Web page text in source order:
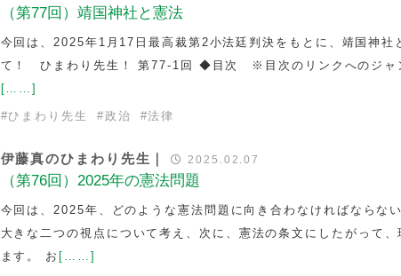
（第77回）靖国神社と憲法
今回は、2025年1月17日最高裁第2小法廷判決をもとに、靖国神社
て！ ひまわり先生！ 第77-1回 ◆目次 ※目次のリンクへのジャ
[……]
#ひまわり先生 #政治 #法律
伊藤真のひまわり先生｜ 2025.02.07
（第76回）2025年の憲法問題
今回は、2025年、どのような憲法問題に向き合わなければならな
大きな二つの視点について考え、次に、憲法の条文にしたがって
ます。 お [……]